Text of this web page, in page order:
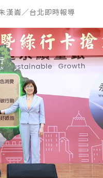
漢崙／台北即時報導